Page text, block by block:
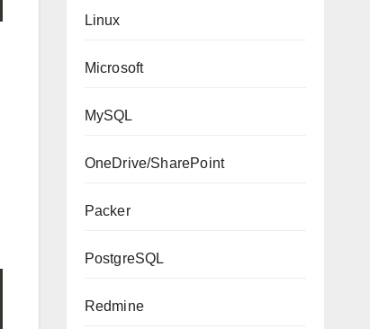
Linux
Microsoft
MySQL
OneDrive/SharePoint
Packer
PostgreSQL
Redmine